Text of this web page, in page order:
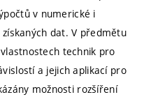
v numerické i
dat. V předmětu
technik pro
a jejich aplikací pro
možnosti rozšíření